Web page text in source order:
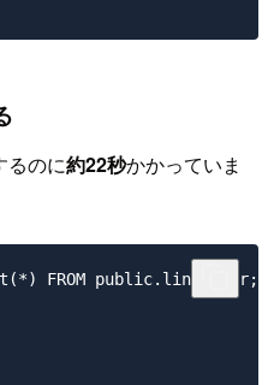
るのに約22秒かかっていま
FROM public.lineorder;